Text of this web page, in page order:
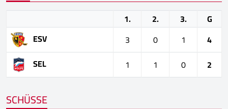
1. 2. 3.
G
ESV
3 0 1
4
SEL
1 1 0 2
SCHÜSSE